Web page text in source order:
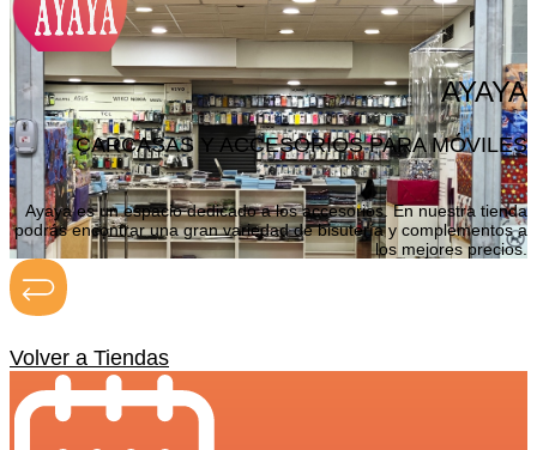
AYAYA
CARCASAS Y ACCESORIOS PARA MÓVILES
Ayaya es un espacio dedicado a los accesorios. En nuestra tienda
podrás encontrar una gran variedad de bisutería y complementos a
los mejores precios.
Volver a Tiendas